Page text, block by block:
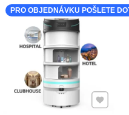
PRO OBJEDNÁVKU POŠLETE
Přidat k